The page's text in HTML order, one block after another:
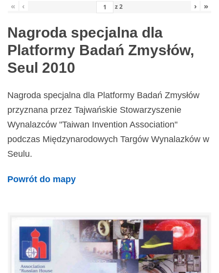
« ‹ z2 › »
Nagroda specjalna dla
Platformy Badań Zmysłów,
Seul 2010
Nagroda specjalna dla Platformy Badań Zmysłów
przyznana przez Tajwańskie Stowarzyszenie
Wynalazców "Taiwan Invention Association"
podczas Międzynarodowych Targów Wynalazków w
Seulu.
Powrót do mapy